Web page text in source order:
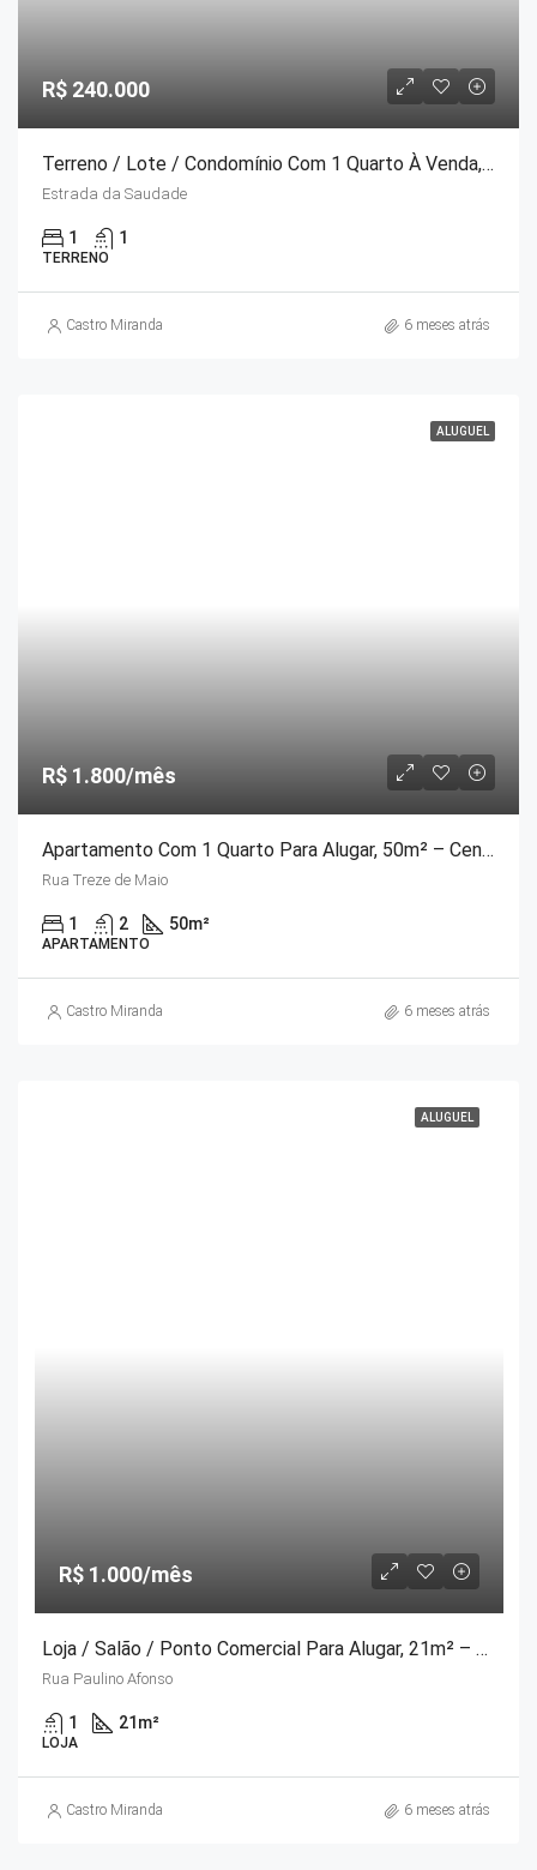
R$ 240.000
Terreno / Lote / Condomínio Com 1 Quarto À Venda, 368m² – Estrada Da Saudade
Estrada da Saudade
1 1
TERRENO
Castro Miranda 6 meses atrás
ALUGUEL
R$ 1.800/mês
Apartamento Com 1 Quarto Para Alugar, 50m² – Centro
Rua Treze de Maio
1 2 50m²
APARTAMENTO
Castro Miranda 6 meses atrás
ALUGUEL
R$ 1.000/mês
Loja / Salão / Ponto Comercial Para Alugar, 21m² – Centro
Rua Paulino Afonso
1 21 m²
LOJA
Castro Miranda 6 meses atrás